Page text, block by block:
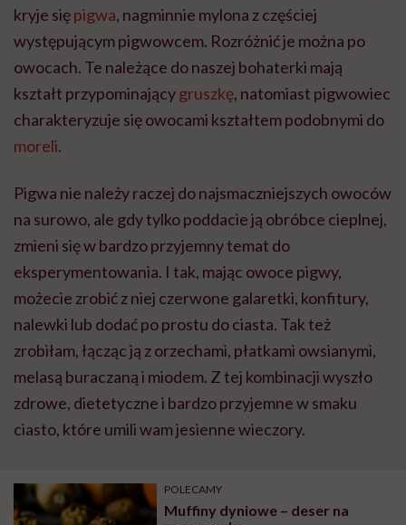
kryje siępigwa, nagminnie mylona z częściej
występującym pigwowcem. Rozróżnić je można po
owocach. Te należące do naszej bohaterki mają
kształt przypominającygruszkę, natomiast pigwowiec
charakteryzuje się owocami kształtem podobnymi do
moreli.
Pigwa nie należy raczej do najsmaczniejszych owoców
na surowo, ale gdy tylko poddacie ją obróbce cieplnej,
zmieni się w bardzo przyjemny temat do
eksperymentowania. I tak, mając owoce pigwy,
możecie zrobić z niej czerwone galaretki, konfitury,
nalewki lub dodać po prostu do ciasta. Tak też
zrobiłam, łącząc ją z orzechami, płatkami owsianymi,
melasą buraczaną i miodem. Z tej kombinacji wyszło
zdrowe, dietetyczne i bardzo przyjemne w smaku
ciasto, które umili wam jesienne wieczory.
POLECAMY
Muffiny dyniowe – deser na